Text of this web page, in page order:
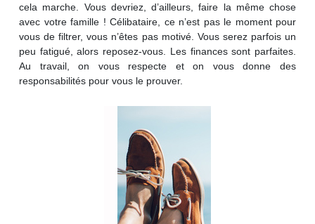
cela marche. Vous devriez, d’ailleurs, faire la même chose
avec votre famille ! Célibataire, ce n’est pas le moment pour
vous de filtrer, vous n’êtes pas motivé. Vous serez parfois un
peu fatigué, alors reposez-vous. Les finances sont parfaites.
Au travail, on vous respecte et on vous donne des
responsabilités pour vous le prouver.